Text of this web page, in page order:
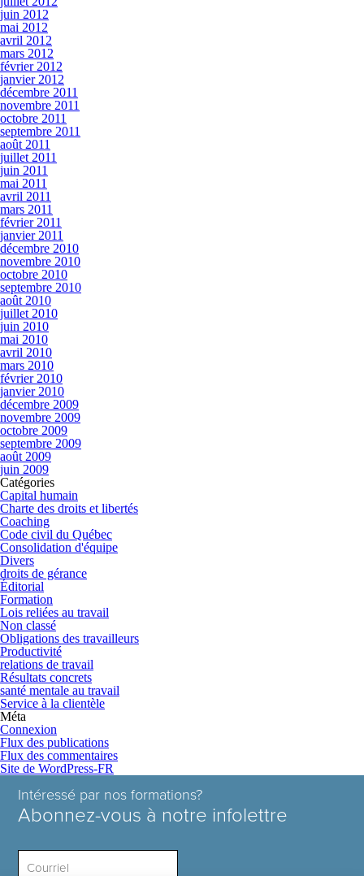
juin 2012
mai 2012
avril 2012
mars 2012
février 2012
janvier 2012
décembre 2011
novembre 2011
octobre 2011
septembre 2011
août 2011
juillet 2011
juin 2011
mai 2011
avril 2011
mars 2011
février 2011
janvier 2011
décembre 2010
novembre 2010
octobre 2010
septembre 2010
août 2010
juillet 2010
juin 2010
mai 2010
avril 2010
mars 2010
février 2010
janvier 2010
décembre 2009
novembre 2009
octobre 2009
septembre 2009
août 2009
juin 2009
Catégories
Capital humain
Charte des droits et libertés
Coaching
Code civil du Québec
Consolidation d'équipe
Divers
droits de gérance
Éditorial
Formation
Lois reliées au travail
Non classé
Obligations des travailleurs
Productivité
relations de travail
Résultats concrets
santé mentale au travail
Service à la clientèle
Méta
Connexion
Flux des publications
Flux des commentaires
Site de WordPress-FR
Intéressé par nos formations?
Abonnez-vous à notre infolettre